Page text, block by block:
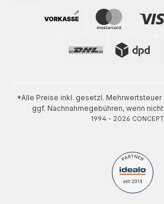
*Alle Preise inkl. gesetzl. Mehrwertsteuer
ggf. Nachnahmegebühren, wenn
1994 - 2026